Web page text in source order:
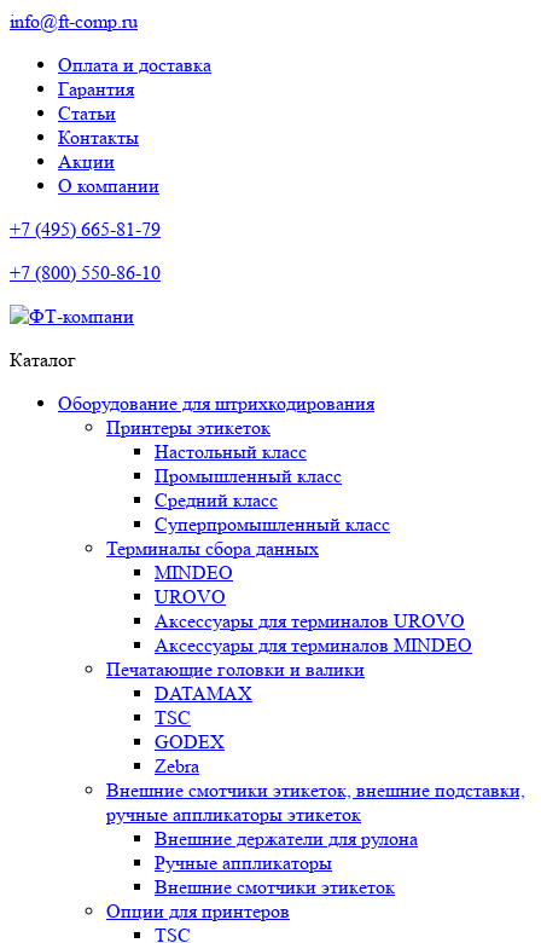
info@ft-comp.ru
Оплата и доставка
Гарантия
Статьи
Контакты
Акции
О компании
+7 (495) 665-81-79
+7 (800) 550-86-10
Каталог
Оборудование для штрихкодирования
Принтеры этикеток
Настольный класс
Промышленный класс
Средний класс
Суперпромышленный класс
Терминалы сбора данных
MINDEO
UROVO
Аксессуары для терминалов UROVO
Аксессуары для терминалов MINDEO
Печатающие головки и валики
DATAMAX
TSC
GODEX
Zebra
Внешние смотчики этикеток, внешние подставки,
ручные аппликаторы этикеток
Внешние держатели для рулона
Ручные аппликаторы
Внешние смотчики этикеток
Опции для принтеров
TSC